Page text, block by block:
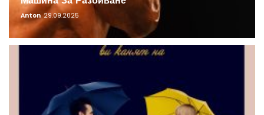
Anton 29.09.2025